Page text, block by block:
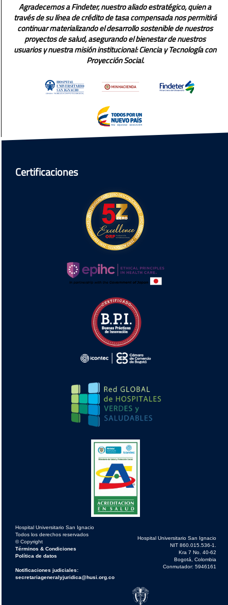
Agradecemos a Findeter, nuestro aliado estratégico, quien a
través de su línea de crédito de tasa compensada nos permitirá
continuar materializando el desarrollo sostenible de nuestros
proyectos de salud, asegurando el bienestar de nuestros
usuarios y nuestra misión institucional: Ciencia y Tecnología con
Proyección Social.
Certificaciones
Hospital Universitario San Ignacio
Todos los derechos reservados
© Copyright
Términos & Condiciones
Política de datos
Notificaciones judiciales:
secretariageneralyjuridica@husi.org.co
Hospital Universitario San Ignacio
NIT 860.015.536-1.
Kra 7 No. 40-62
Bogotá, Colombia
Conmutador: 5946161